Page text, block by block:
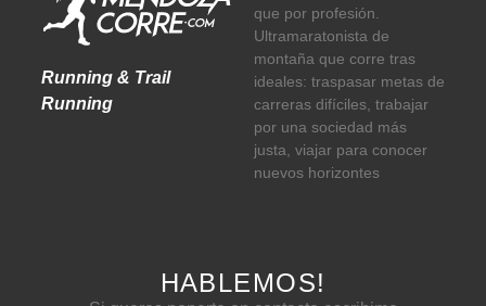
Running & Trail
Running
que por profesión.
Ultramaratonista de
montaña que corre tras
ideales: traspasar metas de
carreras difíciles, trabajar
por una sociedad más
justa, viajar para conocer
nuevos horizontes
HABLEMOS!